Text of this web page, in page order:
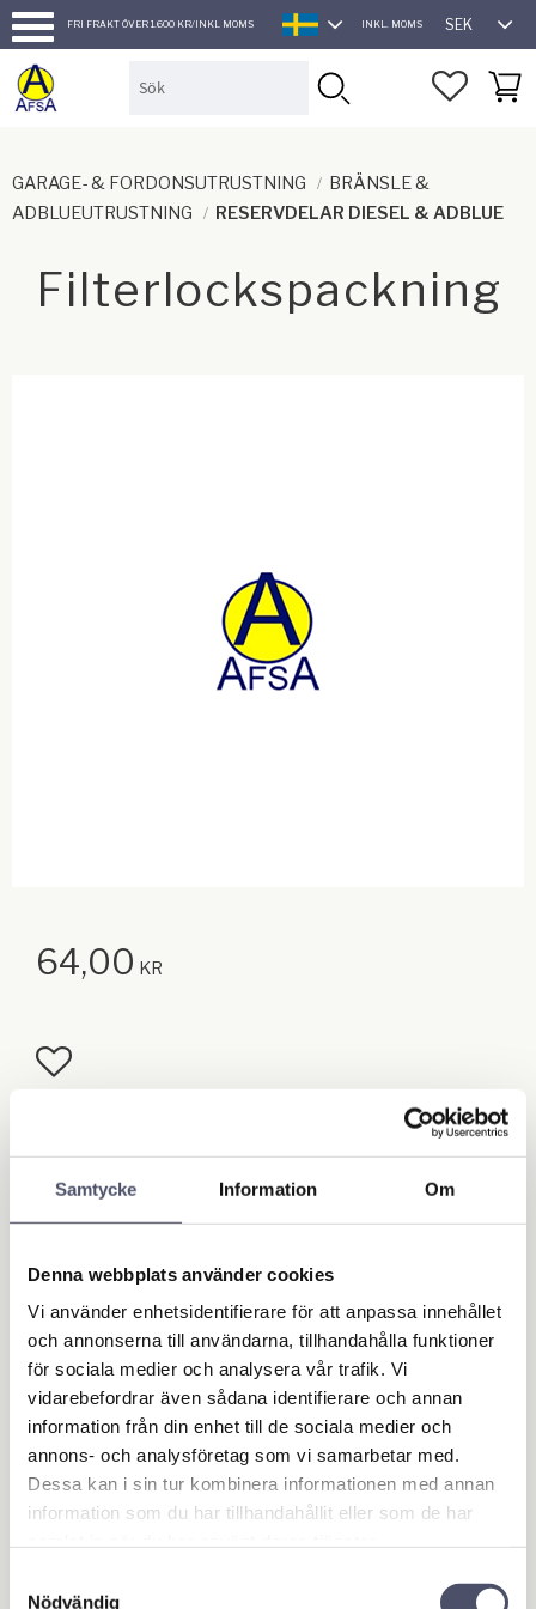
Samtycke Information Om
Denna webbplats använder cookies
Vi använder enhetsidentifierare för att anpassa innehållet
och annonserna till användarna, tillhandahålla funktioner
för sociala medier och analysera vår trafik. Vi
vidarebefordrar även sådana identifierare och annan
information från din enhet till de sociala medier och
annons- och analysföretag som vi samarbetar med.
Dessa kan i sin tur kombinera informationen med annan
information som du har tillhandahållit eller som de har
Nödvändig
Meny
FRI FRAKT ÖVER 1.600 KR/INKL MOMS
SVENSKA
INKL. MOMS SEK
GARAGE- & FORDONSUTRUSTNING
BRÄNSLE &
ADBLUEUTRUSTNING
RESERVDELAR DIESEL & ADBLUE
Filterlockspackning
64,00 KR
Lägg till i favoriter
Ej i lager
Omdömen
Du